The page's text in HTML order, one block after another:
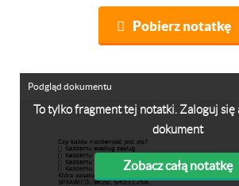
Pobierz notatkę
To tylko fragment tej notatki. Zaloguj się
dokument
Zobacz całą notatkę
Podgląd dokumentu